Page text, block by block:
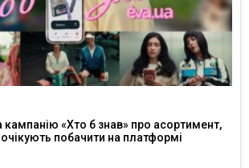
кампанію «Хто б знав» про асортимент,
побачити на платформі